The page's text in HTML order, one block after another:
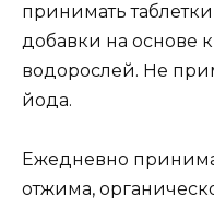
принимать
добавки на основе
водорослей. Не
йода.
Ежедневно
отжима,